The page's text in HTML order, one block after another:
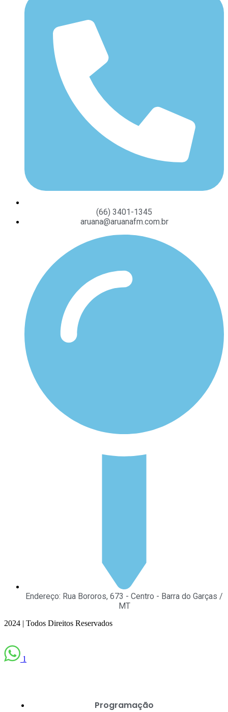
(66) 3401-1345
aruana@aruanafm.com.br
Endereço: Rua Bororos, 673 - Centro - Barra do Garças /
MT
2024 | Todos Direitos Reservados
1
Programação